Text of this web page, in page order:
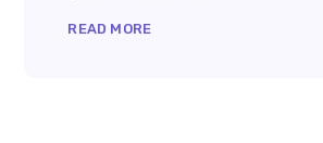
READ MORE